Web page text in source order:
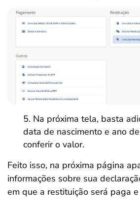
Na próxima tela, basta
data de nascimento e ano
conferir o valor.
Feito isso, na próxima página
informações sobre sua
em que a restituição será paga